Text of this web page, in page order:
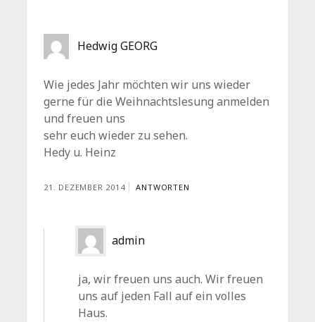
Hedwig GEORG
Wie jedes Jahr möchten wir uns wieder
gerne für die Weihnachtslesung anmelden
und freuen uns
sehr euch wieder zu sehen.
Hedy u. Heinz
21. DEZEMBER 2014 ANTWORTEN
admin
ja, wir freuen uns auch. Wir freuen
uns auf jeden Fall auf ein volles
Haus.